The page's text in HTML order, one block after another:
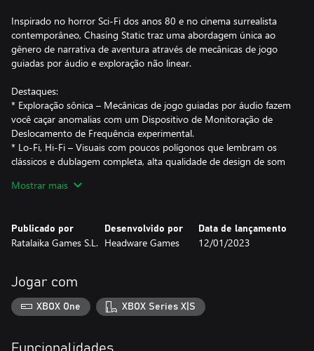
Inspirado no horror Sci-Fi dos anos 80 e no cinema surrealista
contemporâneo, Chasing Static traz uma abordagem única ao
gênero de narrativa de aventura através de mecânicas de jogo
guiadas por áudio e exploração não linear.
Destaques:
* Exploração sônica – Mecânicas de jogo guiadas por áudio fazem
você caçar anomalias com um Dispositivo de Monitoração de
Deslocamento de Frequência experimental.
* Lo-Fi, Hi-Fi – Visuais com poucos polígonos que lembram os
clássicos e dublagem completa, alta qualidade de design de som
* Jogabilidade não linear – Explore o mundo de Chasing Static no
Mostrar mais
Publicado por
Ratalaika Games S.L.
Desenvolvido por
Headware Games
Data de lançamento
12/01/2023
Jogar com
XBOX One XBOX Series X|S
Funcionalidades